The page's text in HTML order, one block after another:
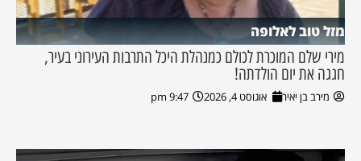
מזל טוב לאלופה
מירי שלם המוכרת לכולם כמנהלת היכל התרבות העירוני בעיר,
חגגה את יום הולדתה!
מירב בן יאיר אוגוסט 4, 2026 9:47 pm